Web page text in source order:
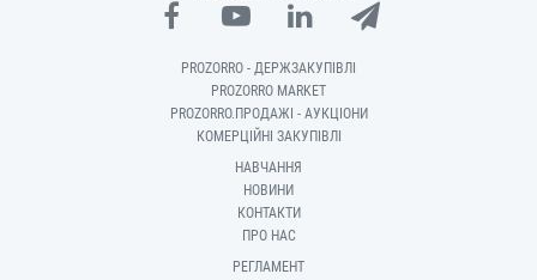
PROZORRO - ДЕРЖЗАКУПІВЛІ
PROZORRO MARKET
PROZORRO.ПРОДАЖІ - АУКЦІОНИ
КОМЕРЦІЙНІ ЗАКУПІВЛІ
НАВЧАННЯ
НОВИНИ
КОНТАКТИ
ПРО НАС
РЕГЛАМЕНТ